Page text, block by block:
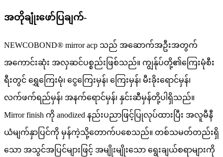
အတိုချုံးဖော်ပြချက်-
NEWCOBOND® mirror acp သည် အဆောက်အဦးအတွက်
အကောင်းဆုံး အလှဆင်ပစ္စည်းဖြစ်သည်။ ကျွန်ုပ်တို့၏ကြေးမုံစီး
ရီးတွင် ရွှေကြေးမုံ၊ ငွေကြေးမှန်၊ ကြေးမှန်၊ မီးခိုးရောင်မှန်၊
လက်ဖက်ရည်မှန်၊ အနက်ရောင်မှန်၊ နှင်းဆီမှန်တို့ပါရှိသည်။
Mirror finish ကို anodized နည်းပညာဖြင့်ပြုလုပ်ထားပြီး အလူမီနီ
ယံမျက်နှာပြင်ကို မှန်ကဲ့သို့တောက်ပစေသည်။ တစ်သမတ်တည်းရှိ
သော အသွင်အပြင်များဖြင့် အမျိုးမျိုးသော ရွေးချယ်စရာများကို